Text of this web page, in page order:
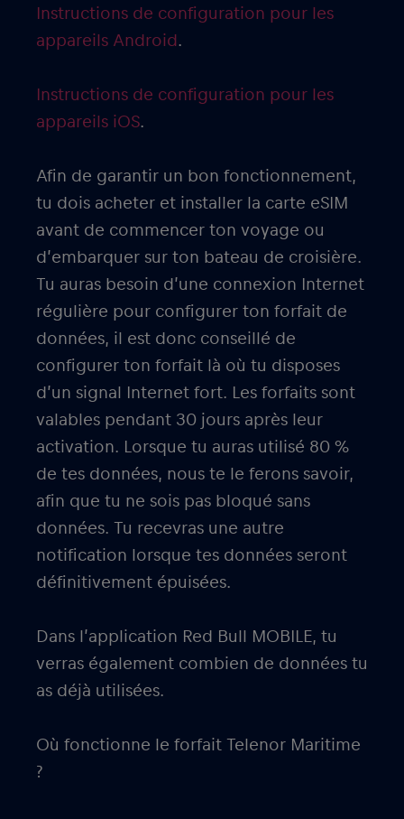
Instructions de configuration pour les
appareils Android.
Instructions de configuration pour les
appareils iOS.
Afin de garantir un bon fonctionnement,
tu dois acheter et installer la carte eSIM
avant de commencer ton voyage ou
d’embarquer sur ton bateau de croisière.
Tu auras besoin d’une connexion Internet
régulière pour configurer ton forfait de
données, il est donc conseillé de
configurer ton forfait là où tu disposes
d’un signal Internet fort. Les forfaits sont
valables pendant 30 jours après leur
activation. Lorsque tu auras utilisé 80 %
de tes données, nous te le ferons savoir,
afin que tu ne sois pas bloqué sans
données. Tu recevras une autre
notification lorsque tes données seront
définitivement épuisées.
Dans l’application Red Bull MOBILE, tu
verras également combien de données tu
as déjà utilisées.
Où fonctionne le forfait Telenor Maritime
?